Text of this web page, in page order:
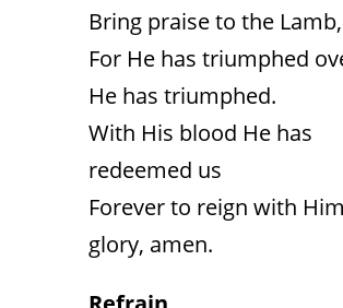
Bring praise to the Lamb,
For He has triumphed
He has triumphed.
With His blood He has
redeemed us
Forever to reign with
glory, amen.